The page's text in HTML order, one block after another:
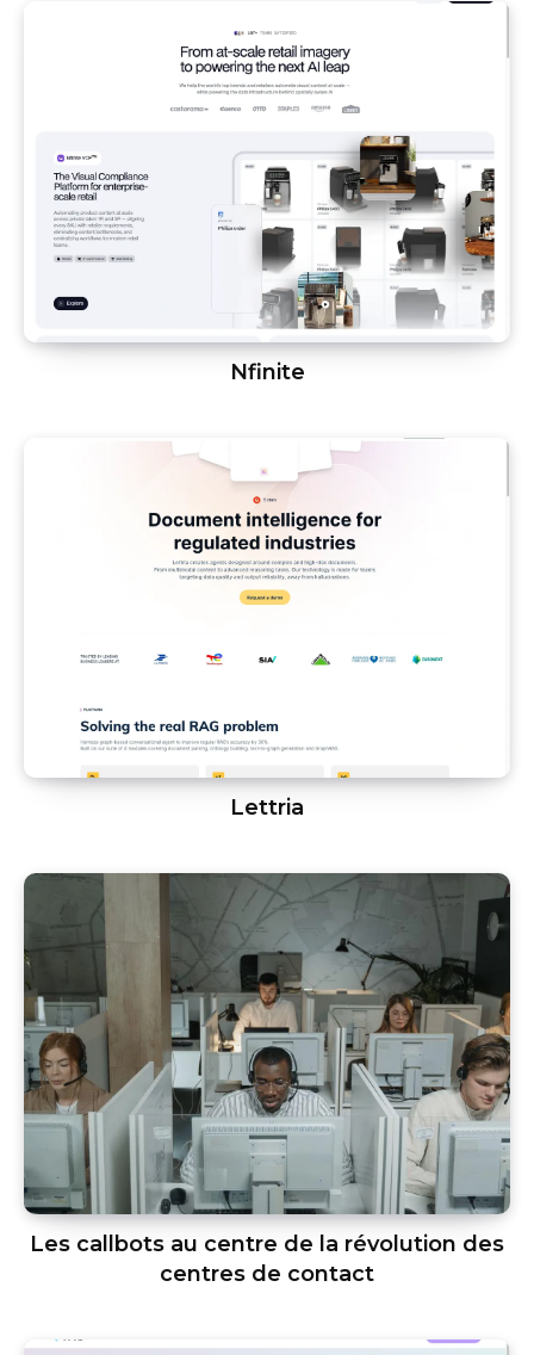
Nfinite
Lettria
Les callbots au centre de la révolution des
centres de contact